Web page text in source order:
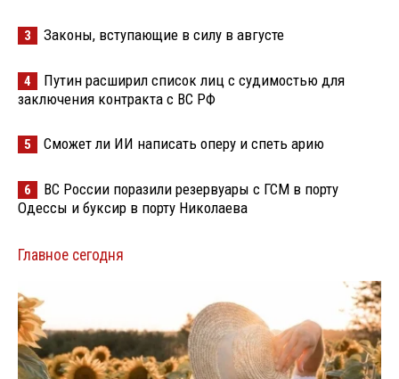
3 Законы, вступающие в силу в августе
4
Путин расширил список лиц с судимостью для
заключения контракта с ВС РФ
5 Сможет ли ИИ написать оперу и спеть арию
6
ВС России поразили резервуары с ГСМ в порту
Одессы и буксир в порту Николаева
Главное сегодня